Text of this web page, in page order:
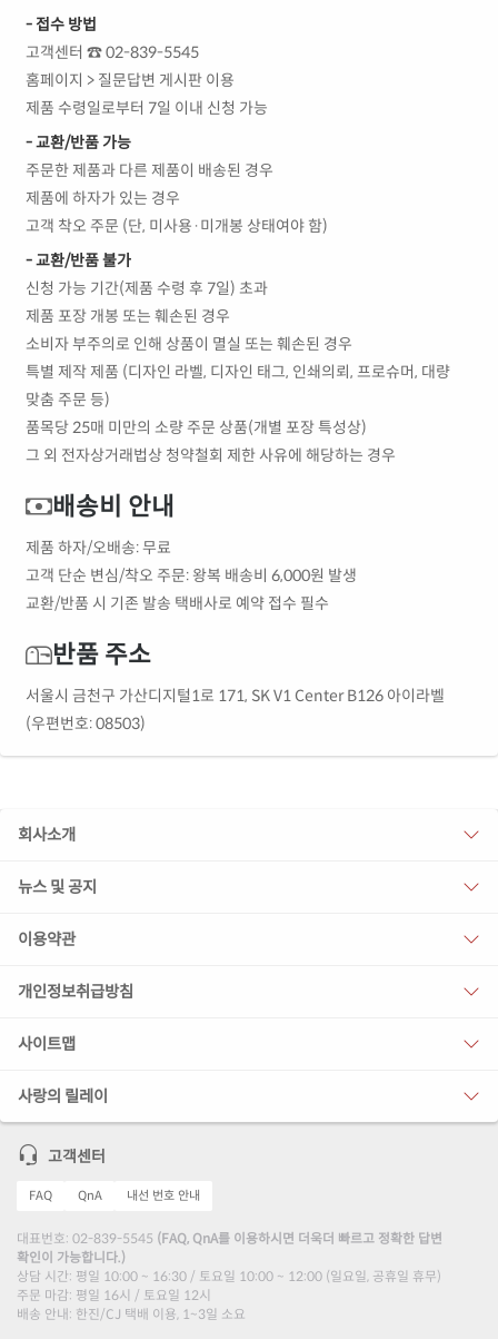
- 접수 방법
고객센터 ☎ 02-839-5545
홈페이지 > 질문답변 게시판 이용
제품 수령일로부터 7일 이내 신청 가능
- 교환/반품 가능
주문한 제품과 다른 제품이 배송된 경우
제품에 하자가 있는 경우
고객 착오 주문 (단, 미사용·미개봉 상태여야 함)
- 교환/반품 불가
신청 가능 기간(제품 수령 후 7일) 초과
제품 포장 개봉 또는 훼손된 경우
소비자 부주의로 인해 상품이 멸실 또는 훼손된 경우
특별 제작 제품 (디자인 라벨, 디자인 태그, 인쇄의뢰, 프로슈머, 대량
맞춤 주문 등)
품목당 25매 미만의 소량 주문 상품(개별 포장 특성상)
그 외 전자상거래법상 청약철회 제한 사유에 해당하는 경우
배송비 안내
제품 하자/오배송: 무료
고객 단순 변심/착오 주문: 왕복 배송비 6,000원 발생
교환/반품 시 기존 발송 택배사로 예약 접수 필수
반품 주소
서울시 금천구 가산디지털1로 171, SK V1 Center B126 아이라벨
(우편번호: 08503)
회사소개
뉴스 및 공지
이용약관
개인정보취급방침
사이트맵
사랑의 릴레이
고객센터
FAQ QnA 내선 번호 안내
대표번호: 02-839-5545 (FAQ, QnA를 이용하시면 더욱더 빠르고 정확한 답변
확인이 가능합니다.)
상담 시간: 평일 10:00 ~ 16:30 / 토요일 10:00 ~ 12:00 (일요일, 공휴일 휴무)
주문 마감: 평일 16시 / 토요일 12시
배송 안내: 한진/CJ 택배 이용, 1~3일 소요